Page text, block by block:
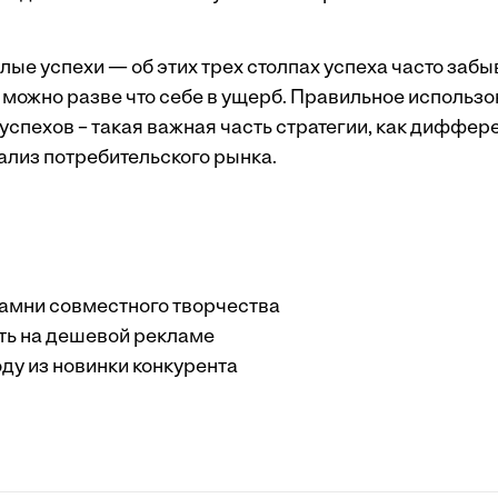
успехи — об этих трех столпах успеха часто
разве что себе в ущерб. Правильное
– такая важная часть стратегии, как
потребительского рынка.
совместного творчества
на дешевой рекламе
из новинки конкурента